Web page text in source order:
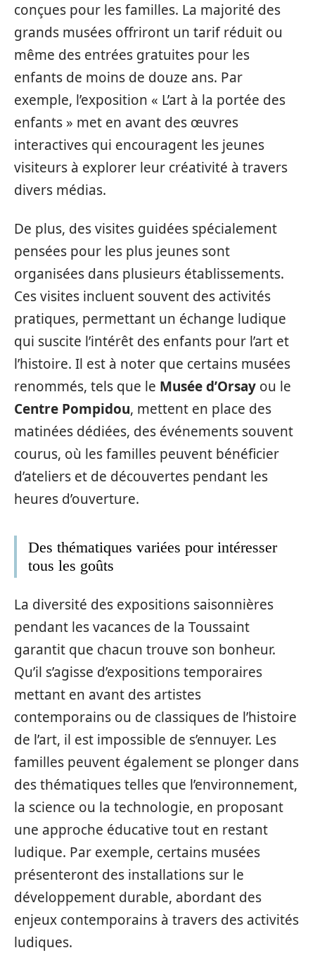
conçues pour les familles. La majorité des
grands musées offriront un tarif réduit ou
même des entrées gratuites pour les
enfants de moins de douze ans. Par
exemple, l’exposition « L’art à la portée des
enfants » met en avant des œuvres
interactives qui encouragent les jeunes
visiteurs à explorer leur créativité à travers
divers médias.
De plus, des visites guidées spécialement
pensées pour les plus jeunes sont
organisées dans plusieurs établissements.
Ces visites incluent souvent des activités
pratiques, permettant un échange ludique
qui suscite l’intérêt des enfants pour l’art et
l’histoire. Il est à noter que certains musées
renommés, tels que le Musée d’Orsay ou le
Centre Pompidou, mettent en place des
matinées dédiées, des événements souvent
courus, où les familles peuvent bénéficier
d’ateliers et de découvertes pendant les
heures d’ouverture.
Des thématiques variées pour intéresser
tous les goûts
La diversité des expositions saisonnières
pendant les vacances de la Toussaint
garantit que chacun trouve son bonheur.
Qu’il s’agisse d’expositions temporaires
mettant en avant des artistes
contemporains ou de classiques de l’histoire
de l’art, il est impossible de s’ennuyer. Les
familles peuvent également se plonger dans
des thématiques telles que l’environnement,
la science ou la technologie, en proposant
une approche éducative tout en restant
ludique. Par exemple, certains musées
présenteront des installations sur le
développement durable, abordant des
enjeux contemporains à travers des activités
ludiques.